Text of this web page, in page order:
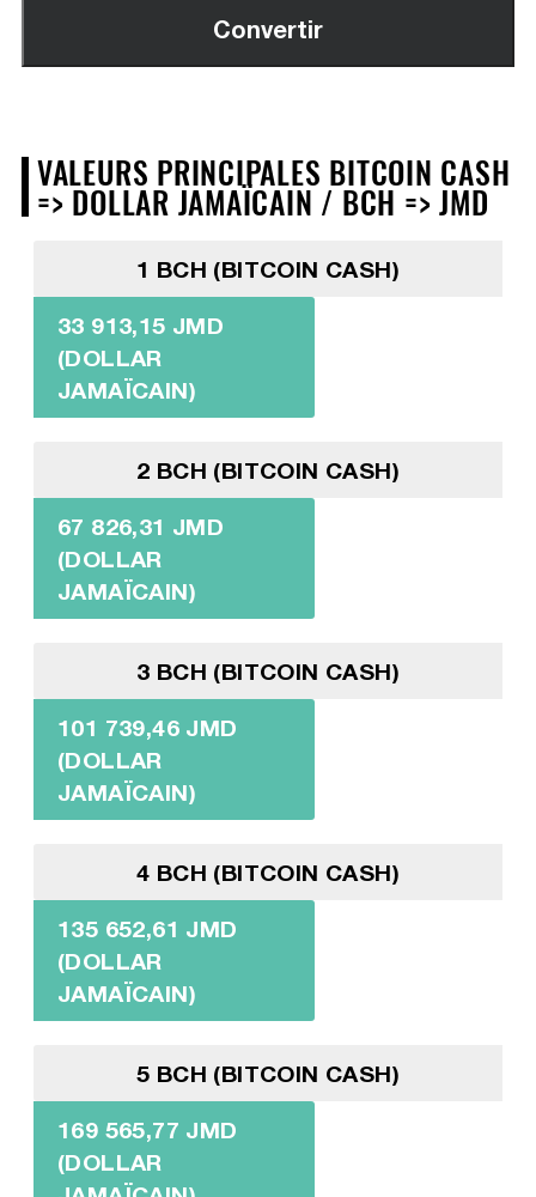
VALEURS PRINCIPALES BITCOIN CASH
=> DOLLAR JAMAÏCAIN / BCH => JMD
1 BCH (BITCOIN CASH)
33 913,15 JMD
(DOLLAR
JAMAÏCAIN)
2 BCH (BITCOIN CASH)
67 826,31 JMD
(DOLLAR
JAMAÏCAIN)
3 BCH (BITCOIN CASH)
101 739,46 JMD
(DOLLAR
JAMAÏCAIN)
4 BCH (BITCOIN CASH)
135 652,61 JMD
(DOLLAR
JAMAÏCAIN)
5 BCH (BITCOIN CASH)
169 565,77 JMD
(DOLLAR